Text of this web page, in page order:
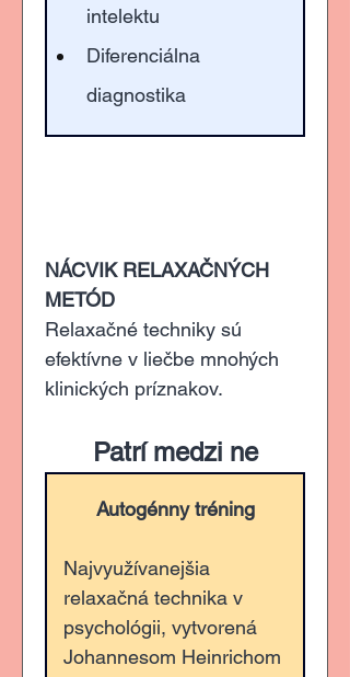
intelektu
Diferenciálna
diagnostika
NÁCVIK RELAXAČNÝCH
METÓD
Relaxačné techniky sú
efektívne v liečbe mnohých
klinických príznakov.
Patrí medzi ne
Autogénny tréning
Najvyužívanejšia
relaxačná technika v
psychológii, vytvorená
Johannesom Heinrichom